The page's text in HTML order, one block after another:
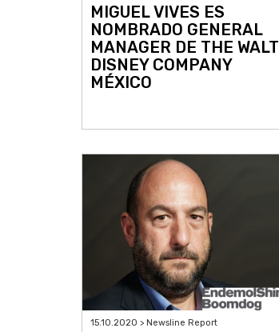
MIGUEL VIVES ES
NOMBRADO GENERAL
MANAGER DE THE WALT
DISNEY COMPANY
MÉXICO
15.10.2020 > Newsline Report